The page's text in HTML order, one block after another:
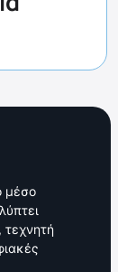
μέσο
τεχνητή